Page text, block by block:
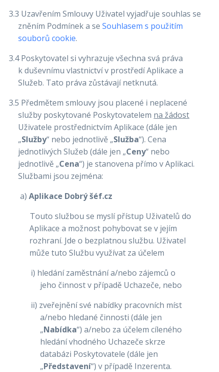
3.3 Uzavřením Smlouvy Uživatel vyjadřuje souhlas se
zněním Podmínek a seSouhlasem s použitím
souborů cookie.
3.4 Poskytovatel si vyhrazuje všechna svá práva
k duševnímu vlastnictví v prostředí Aplikace a
Služeb. Tato práva zůstávají netknutá.
3.5 Předmětem smlouvy jsou placené i neplacené
služby poskytované Poskytovatelem na žádost
Uživatele prostřednictvím Aplikace (dále jen
„Služby“ nebo jednotlivě „Služba“). Cena
jednotlivých Služeb (dále jen „Ceny“ nebo
jednotlivě „Cena“) je stanovena přímo v Aplikaci.
Službami jsou zejména:
a) Aplikace Dobrý šéf.cz
Touto službou se myslí přístup Uživatelů do
Aplikace a možnost pohybovat se v jejím
rozhraní. Jde o bezplatnou službu. Uživatel
může tuto Službu využívat za účelem
i) hledání zaměstnání a/nebo zájemců o
jeho činnost v případě Uchazeče, nebo
ii) zveřejnění své nabídky pracovních míst
a/nebo hledané činnosti (dále jen
„Nabídka“) a/nebo za účelem cíleného
hledání vhodného Uchazeče skrze
databázi Poskytovatele (dále jen
„Představení“) v případě Inzerenta.